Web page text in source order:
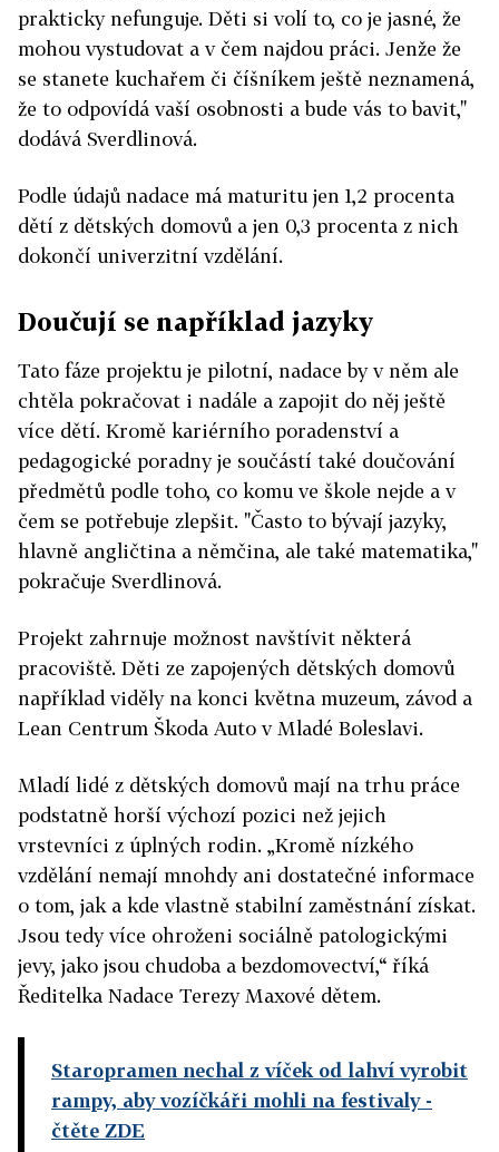
prakticky nefunguje. Děti si volí to, co je jasné, že
mohou vystudovat a v čem najdou práci. Jenže že
se stanete kuchařem či číšníkem ještě neznamená,
že to odpovídá vaší osobnosti a bude vás to bavit,"
dodává Sverdlinová.
Podle údajů nadace má maturitu jen 1,2 procenta
dětí z dětských domovů a jen 0,3 procenta z nich
dokončí univerzitní vzdělání.
Doučují se například jazyky
Tato fáze projektu je pilotní, nadace by v něm ale
chtěla pokračovat i nadále a zapojit do něj ještě
více dětí. Kromě kariérního poradenství a
pedagogické poradny je součástí také doučování
předmětů podle toho, co komu ve škole nejde a v
čem se potřebuje zlepšit. "Často to bývají jazyky,
hlavně angličtina a němčina, ale také matematika,"
pokračuje Sverdlinová.
Projekt zahrnuje možnost navštívit některá
pracoviště. Děti ze zapojených dětských domovů
například viděly na konci května muzeum, závod a
Lean Centrum Škoda Auto v Mladé Boleslavi.
Mladí lidé z dětských domovů mají na trhu práce
podstatně horší výchozí pozici než jejich
vrstevníci z úplných rodin. „Kromě nízkého
vzdělání nemají mnohdy ani dostatečné informace
o tom, jak a kde vlastně stabilní zaměstnání získat.
Jsou tedy více ohroženi sociálně patologickými
jevy, jako jsou chudoba a bezdomovectví,“ říká
Ředitelka Nadace Terezy Maxové dětem.
Staropramen nechal z víček od lahví vyrobit
rampy, aby vozíčkáři mohli na festivaly-
čtěte ZDE